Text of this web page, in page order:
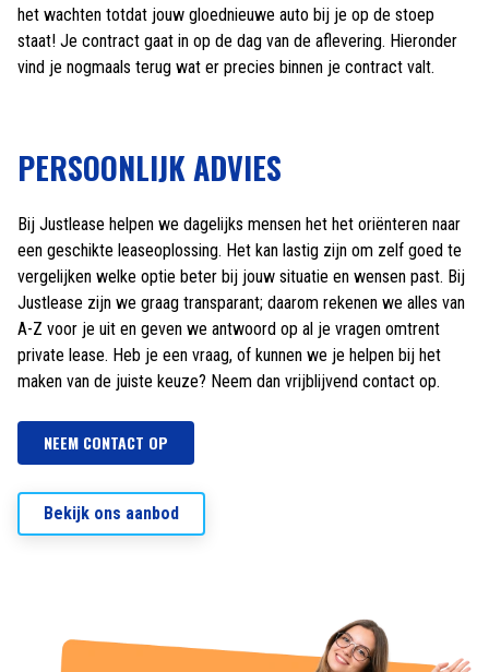
het wachten totdat jouw gloednieuwe auto bij je op de stoep
staat! Je contract gaat in op de dag van de aflevering. Hieronder
vind je nogmaals terug wat er precies binnen je contract valt.
PERSOONLIJK ADVIES
Bij Justlease helpen we dagelijks mensen het het oriënteren naar
een geschikte leaseoplossing. Het kan lastig zijn om zelf goed te
vergelijken welke optie beter bij jouw situatie en wensen past. Bij
Justlease zijn we graag transparant; daarom rekenen we alles van
A-Z voor je uit en geven we antwoord op al je vragen omtrent
private lease. Heb je een vraag, of kunnen we je helpen bij het
maken van de juiste keuze? Neem dan vrijblijvend contact op.
NEEM CONTACT OP
Bekijk ons aanbod